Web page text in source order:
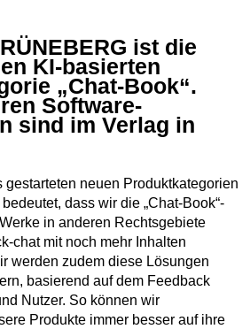
ist die
KI-basierten
„Chat-Book“.
Software-
sind im Verlag in
neuen Produktkategorien
dass wir die „Chat-Book“-
in anderen Rechtsgebiete
chat mit noch mehr Inhalten
werden zudem diese Lösungen
basierend auf dem Feedback
Nutzer. So können wir
Produkte immer besser auf ihre